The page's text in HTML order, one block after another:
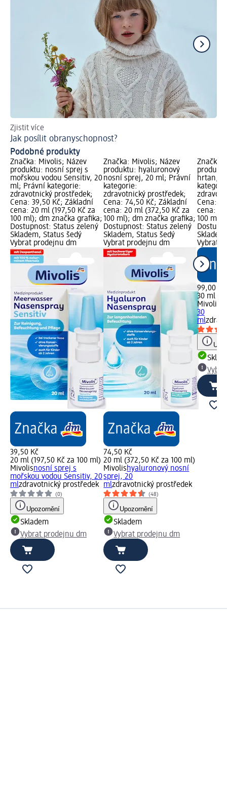
Zjistit více
Jak posílit obranyschopnost?
Podobné produkty
Značka: Mivolis; Název
produktu: nosní sprej s
mořskou vodou Sensitiv, 20
ml; Právní kategorie:
zdravotnický prostředek;
Cena: 39,50 Kč; Základní
cena: 20 ml (197,50 Kč za
100 ml); dm značka grafika;
Dostupnost: Status zelený
Skladem, Status šedý
Vybrat prodejnu dm
39,50 Kč
20 ml (197,50 Kč za 100 ml)
Mivolisnosní sprej s
mořskou vodou Sensitiv, 20
mlzdravotnický prostředek
(0)
Upozornění
Skladem
Vybrat prodejnu dm
Značka: Mivolis; Název
produktu: hyaluronový
nosní sprej, 20 ml; Právní
kategorie:
zdravotnický prostředek;
Cena: 74,50 Kč; Základní
cena: 20 ml (372,50 Kč za
100 ml); dm značka grafika;
Dostupnost: Status zelený
Skladem, Status šedý
Vybrat prodejnu dm
74,50 Kč
20 ml (372,50 Kč za 100 ml)
Mivolishyaluronový nosní
sprej, 20
mlzdravotnický prostředek
(48)
Upozornění
Skladem
Vybrat prodejnu dm
Značka:
hrtan,
Cena:
cena: 30
100 ml);
Vybrat
99,00 Kč
30 ml
Mivolis
30
ml